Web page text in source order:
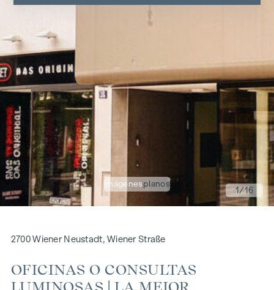
imágenes planos
1/16
2700 Wiener Neustadt, Wiener Straße
OFICINAS O CONSULTAS